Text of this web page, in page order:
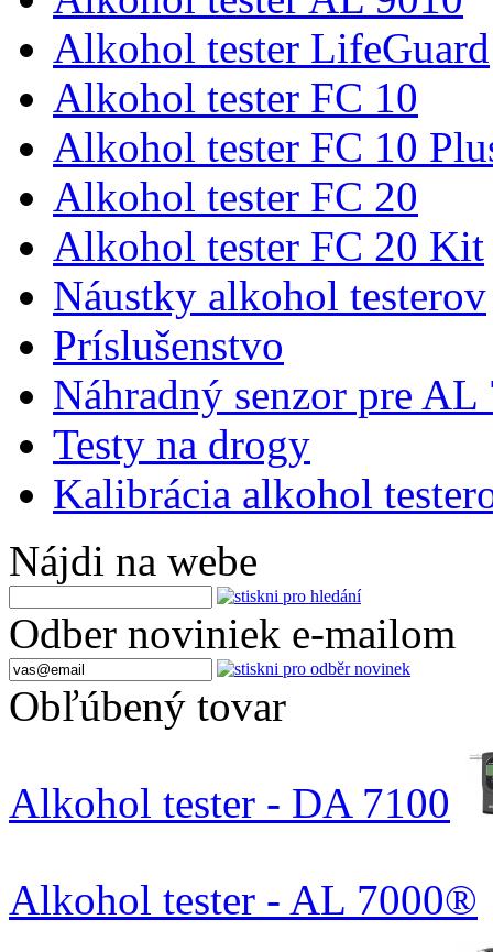
Alkohol tester LifeGuard
Alkohol tester FC 10
Alkohol tester FC 10
Alkohol tester FC 20
Alkohol tester FC 20 Kit
Náustky alkohol testerov
Príslušenstvo
Náhradný senzor pre AL
Testy na drogy
Kalibrácia alkohol
Nájdi na webe
Odber noviniek e-mailom
Obľúbený tovar
Alkohol tester - DA 7100
Alkohol tester - AL 7000®